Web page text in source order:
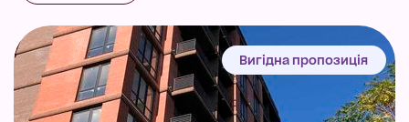
Вигідна пропозиція